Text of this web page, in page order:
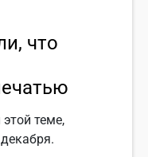
что
теме,